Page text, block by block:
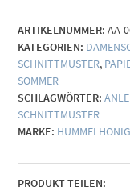
(Gr.
34-
48)
Menge
ARTIKELNUMMER: AA-
KATEGORIEN:
SCHNITTMUSTER,
SOMMER
SCHLAGWÖRTER:
SCHNITTMUSTER
MARKE: HUMMELHONIG
PRODUKT TEILEN: